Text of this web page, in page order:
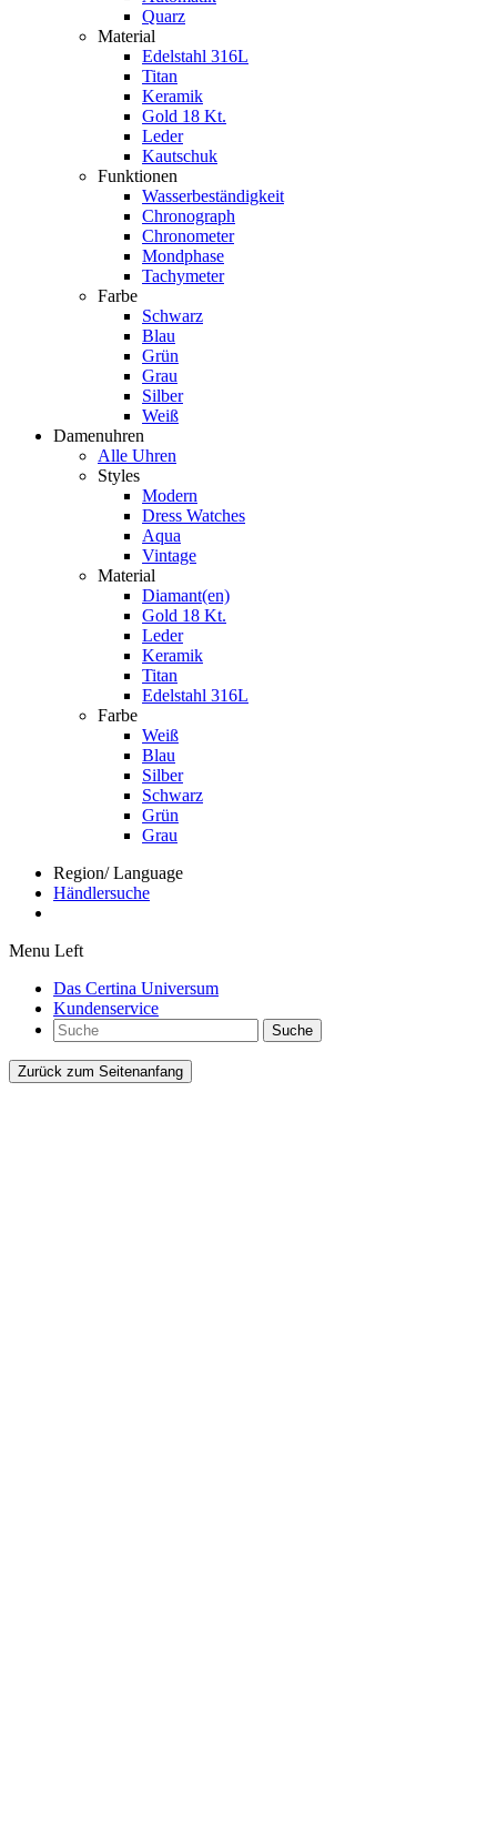
Quarz
Material
Edelstahl 316L
Titan
Keramik
Gold 18 Kt.
Leder
Kautschuk
Funktionen
Wasserbeständigkeit
Chronograph
Chronometer
Mondphase
Tachymeter
Farbe
Schwarz
Blau
Grün
Grau
Silber
Weiß
Damenuhren
Alle Uhren
Styles
Modern
Dress Watches
Aqua
Vintage
Material
Diamant(en)
Gold 18 Kt.
Leder
Keramik
Titan
Edelstahl 316L
Farbe
Weiß
Blau
Silber
Schwarz
Grün
Grau
Region/ Language
Händlersuche
Menu Left
Das Certina Universum
Kundenservice
Suche
Zurück zum Seitenanfang